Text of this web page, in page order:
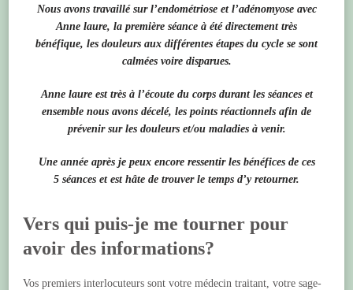
Nous avons travaillé sur l’endométriose et l’adénomyose avec
Anne laure, la première séance à été directement très
bénéfique, les douleurs aux différentes étapes du cycle se sont
calmées voire disparues.
Anne laure est très à l’écoute du corps durant les séances et
ensemble nous avons décelé, les points réactionnels afin de
prévenir sur les douleurs et/ou maladies à venir.
Une année après je peux encore ressentir les bénéfices de ces
5 séances et est hâte de trouver le temps d’y retourner.
Vers qui puis-je me tourner pour
avoir des informations?
Vos premiers interlocuteurs sont votre médecin traitant, votre sage-